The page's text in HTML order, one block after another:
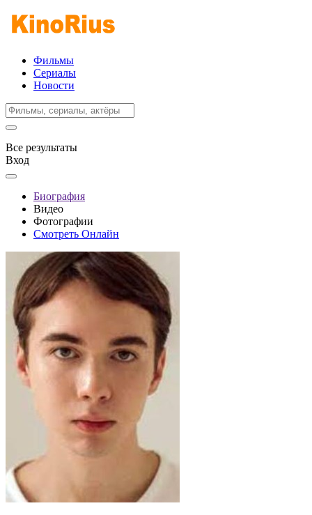
Фильмы
Сериалы
Новости
Все результаты
Вход
Биография
Видео
Фотографии
Смотреть Онлайн